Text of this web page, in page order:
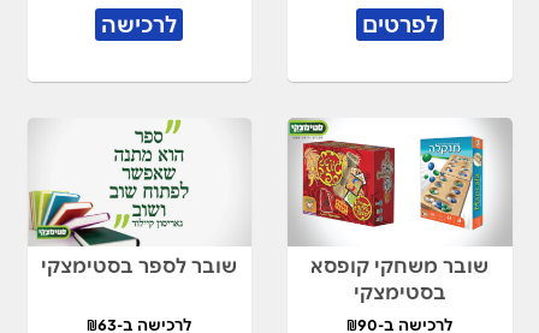
לפרטים לרכישה
שובר משחקי קופסא
בסטימצקי
לרכישה ב-₪90
שובר לספר בסטימצקי
לרכישה ב-₪63